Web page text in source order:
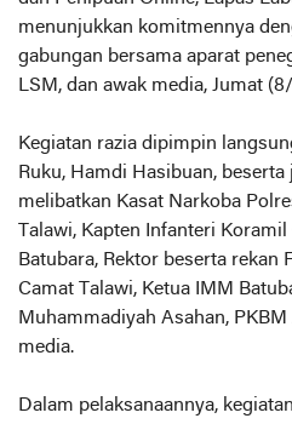
menunjukkan komitmennya
gabungan bersama aparat
LSM, dan awak media, Jumat
Kegiatan razia dipimpin
Ruku, Hamdi Hasibuan,
melibatkan Kasat Narkoba
Talawi, Kapten Infanteri
Batubara, Rektor beserta rekan
Camat Talawi, Ketua IMM
Muhammadiyah Asahan,
media.
Dalam pelaksanaannya,